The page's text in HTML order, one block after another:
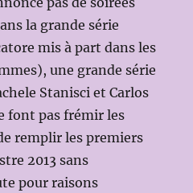
la grande série
mis à part dans les
une grande série
Stanisci et Carlos
font pas frémir les
remplir les premiers
2013 sans
pour raisons